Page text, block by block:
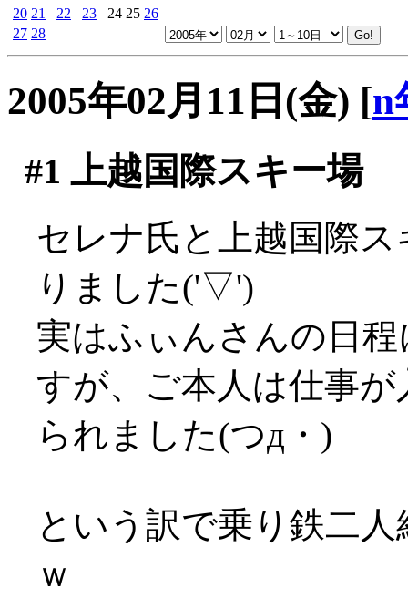
20 21 22 23 24 25 26
27 28
2005年02月11日(金) [n
#1 上越国際スキー場
セレナ氏と上越国際
りました('▽')
実はふぃんさんの日
すが、ご本人は仕事
られました(つд・)
という訳で乗り鉄二
ｗ